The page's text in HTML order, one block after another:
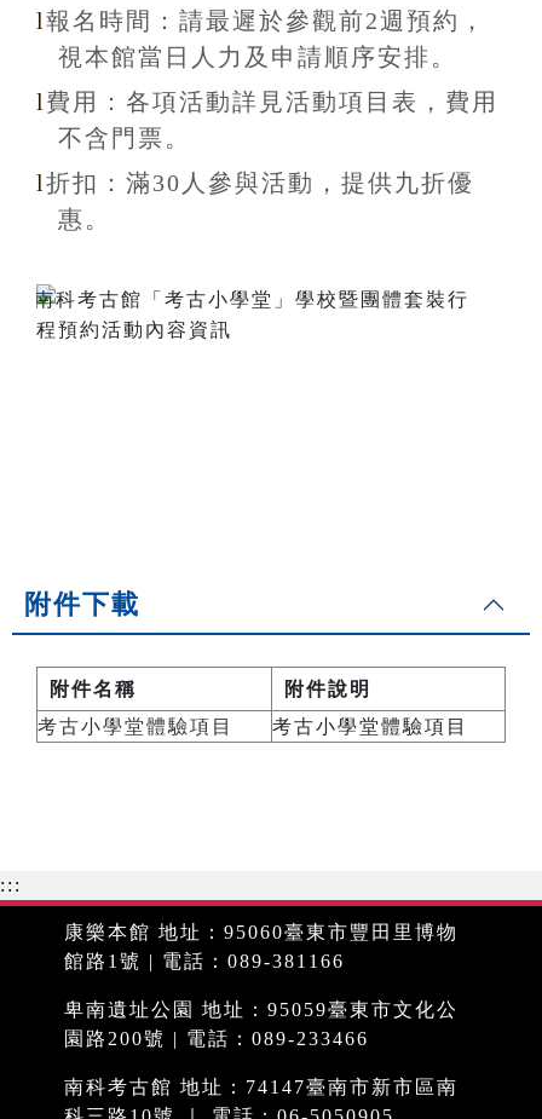
l報名 時間： 請最遲於參觀前2週預約，
視本館當日人力及申請順序安排。
l 費用：各項活動詳見活動項目表，費用
不含 門票。
l折扣 ：滿30 人參與活動，提供九折優
惠 。
附件下載
附件名稱
附件說明
考古小學堂體驗項目
考古小學堂體驗項目
:::
康樂本館 地址：95060臺東市豐田里博物
館路1號 | 電話：089-381166
卑南遺址公園 地址：95059臺東市文化公
園路200號 | 電話：089-233466
南科考古館 地址：74147臺南市新市區南